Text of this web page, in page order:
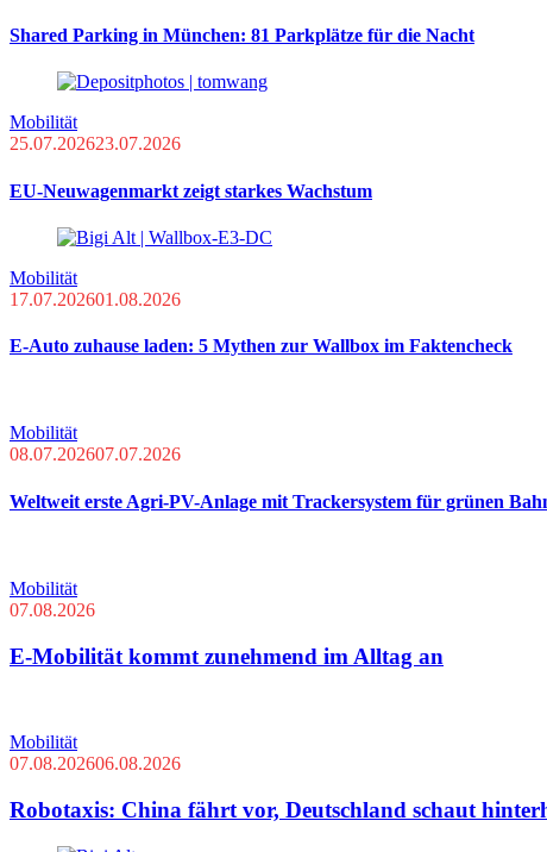
Shared Parking in München: 81 Parkplätze für die Nacht
Mobilität
25.07.202623.07.2026
EU-Neuwagenmarkt zeigt starkes Wachstum
Mobilität
17.07.202601.08.2026
E-Auto zuhause laden: 5 Mythen zur Wallbox im Faktencheck
Mobilität
08.07.202607.07.2026
Weltweit erste Agri-PV-Anlage mit Trackersystem für grünen
Mobilität
07.08.2026
E-Mobilität kommt zunehmend im Alltag an
Mobilität
07.08.202606.08.2026
Robotaxis: China fährt vor, Deutschland schaut